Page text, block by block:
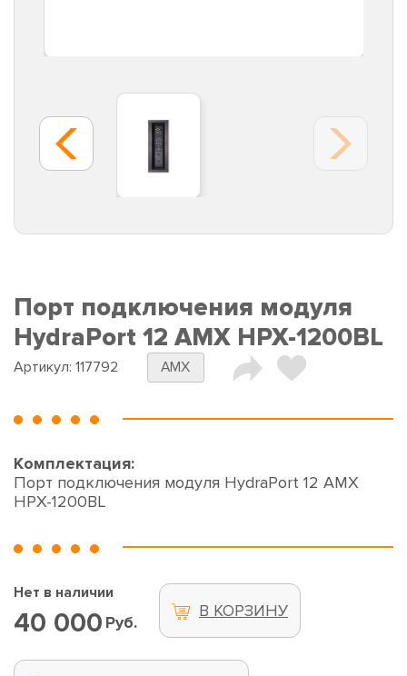
Порт подключения модуля
HydraPort 12 AMX HPX-1200BL
Артикул: 117792 AMX
Комплектация:
Порт подключения модуля HydraPort 12 AMX
HPX-1200BL
Нет в наличии
40 000 Руб.
В КОРЗИНУ